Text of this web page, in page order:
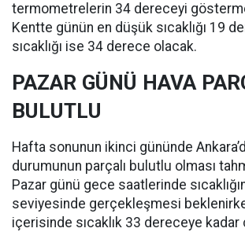
termometrelerin 34 dereceyi
Kentte günün en düşük sıcaklığı 19
sıcaklığı ise 34 derece olacak.
PAZAR GÜNÜ HAVA
BULUTLU
Hafta sonunun ikinci gününde
durumunun parçalı bulutlu olması
Pazar günü gece saatlerinde
seviyesinde gerçekleşmesi
içerisinde sıcaklık 33 dereceye kadar